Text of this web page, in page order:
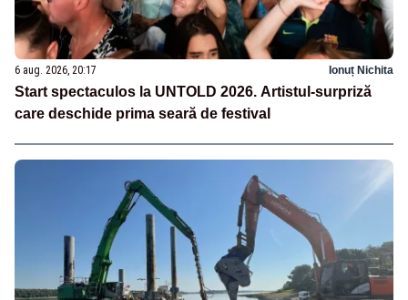
6 aug. 2026, 20:17 Ionuț Nichita
Start spectaculos la UNTOLD 2026. Artistul-surpriză
care deschide prima seară de festival